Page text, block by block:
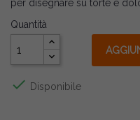
per disegnare su torte e
Quantità
 Disponibile